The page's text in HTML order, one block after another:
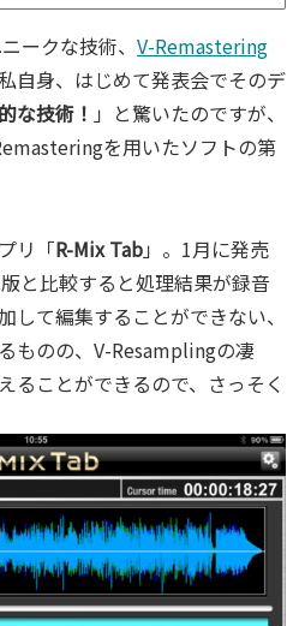
ークな技術、 V-Remastering
自身、はじめて発表会でそのデ
な技術！ 」と驚いたのですが、
を用いたソフトの第
リ「R-Mix Tab」。1月に発売
と比較すると処理結果が録音
して編集することができない、
ものの、V-Resamplingの凄
ることができるので、さっそく